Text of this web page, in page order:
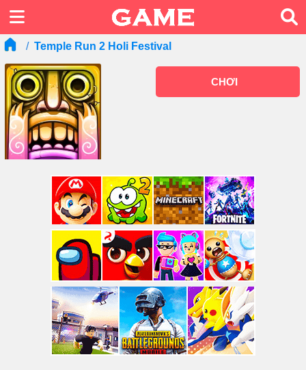
Temple Run 2 Holi Festival
CHƠI